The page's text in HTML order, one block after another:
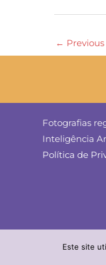
←
Fotografias
Inteligência
Política de
© ESLA 2024 —
Este site